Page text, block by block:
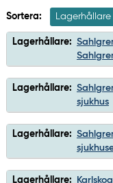
Sortera: Lagerhållare
Lagerhållare:
Lagerhållare:
sjukhus
Lagerhållare:
Lagerhållare: